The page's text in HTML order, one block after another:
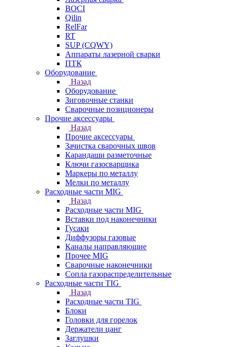
BOCI
Qilin
RelFar
RT
SUP (CQWY)
Аппараты лазерной сварки
ПТК
Оборудование
Назад
Оборудование
Зиговочные станки
Сварочные позиционеры
Прочие аксессуары
Назад
Прочие аксессуары
Зачистка сварочных швов
Карандаши разметочные
Ключи газосварщика
Маркеры по металлу
Мелки по металлу
Расходные части MIG
Назад
Расходные части MIG
Вставки под наконечники
Гусаки
Диффузоры газовые
Каналы направляющие
Прочее MIG
Сварочные наконечники
Сопла газораспределительные
Расходные части TIG
Назад
Расходные части TIG
Блоки
Головки для горелок
Держатели цанг
Заглушки